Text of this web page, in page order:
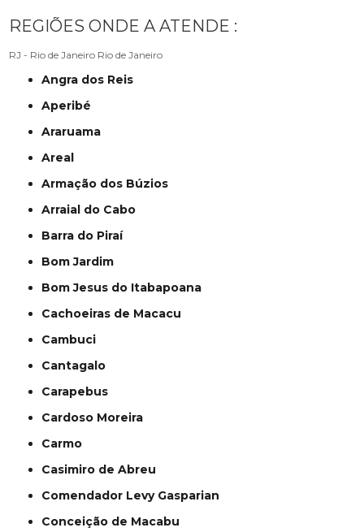
REGIÕES ONDE A ATENDE :
RJ - Rio de Janeiro Rio de Janeiro
Angra dos Reis
Aperibé
Araruama
Areal
Armação dos Búzios
Arraial do Cabo
Barra do Piraí
Bom Jardim
Bom Jesus do Itabapoana
Cachoeiras de Macacu
Cambuci
Cantagalo
Carapebus
Cardoso Moreira
Carmo
Casimiro de Abreu
Comendador Levy Gasparian
Conceição de Macabu